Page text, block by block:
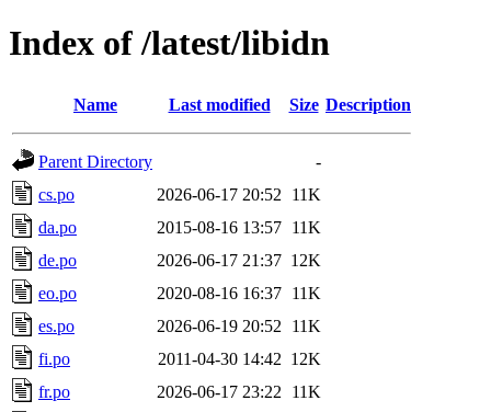
Index of /latest/libidn
Name Last modified Size Description
Parent Directory
-
cs.po
2026-06-17 20:52
11K
da.po
2015-08-16 13:57 11K
de.po
2026-06-17 21:37 12K
eo.po
2020-08-16 16:37 11K
es.po
2026-06-19 20:52
11K
fi.po
2011-04-30 14:42 12K
fr.po
2026-06-17 23:22
11K